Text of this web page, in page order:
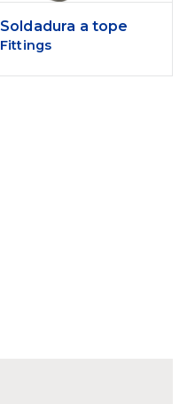
Soldadura a tope
Fittings